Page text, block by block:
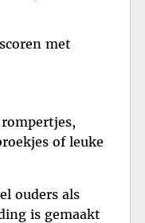
met
of leuke
ouders als
is gemaakt